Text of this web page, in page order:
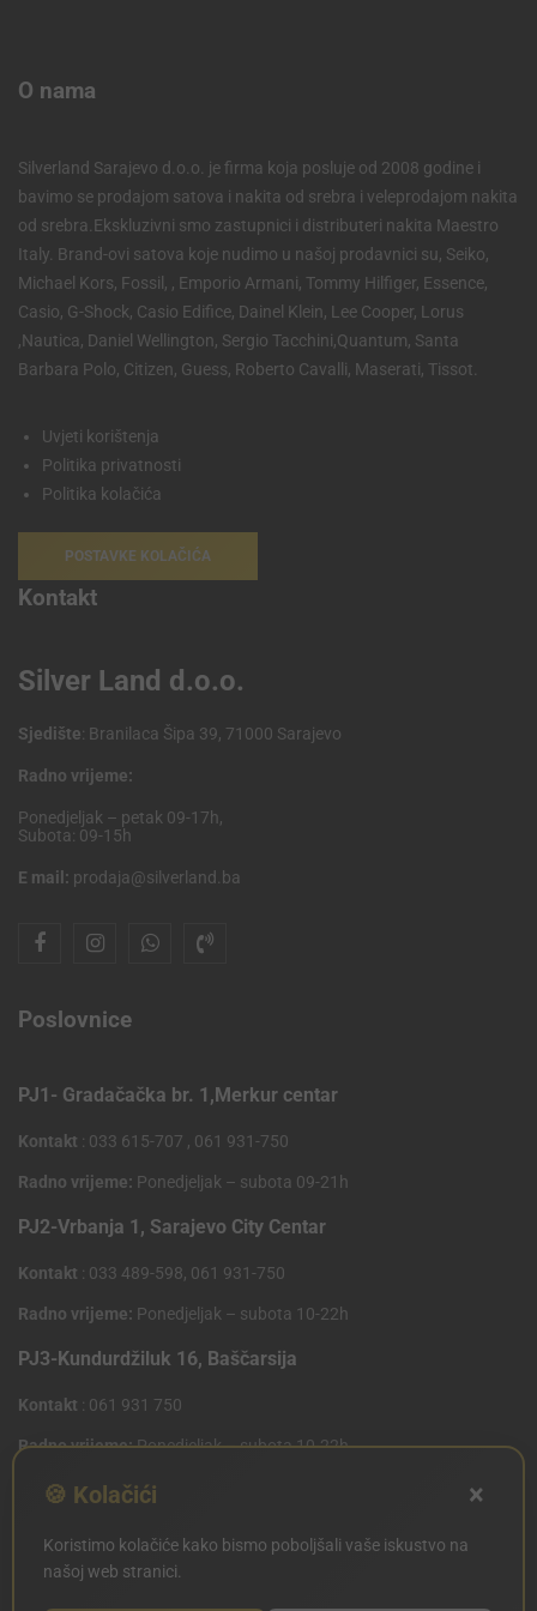
O nama
Silverland Sarajevo d.o.o. je firma koja posluje od 2008 godine i
bavimo se prodajom satova i nakita od srebra i veleprodajom nakita
od srebra.Ekskluzivni smo zastupnici i distributeri nakita Maestro
Italy. Brand-ovi satova koje nudimo u našoj prodavnici su, Seiko,
Michael Kors, Fossil, , Emporio Armani, Tommy Hilfiger, Essence,
Casio, G-Shock, Casio Edifice, Dainel Klein, Lee Cooper, Lorus
,Nautica, Daniel Wellington, Sergio Tacchini,Quantum, Santa
Barbara Polo, Citizen, Guess, Roberto Cavalli, Maserati, Tissot.
Uvjeti korištenja
Politika privatnosti
Politika kolačića
POSTAVKE KOLAČIĆA
Kontakt
Silver Land d.o.o.
Sjedište: Branilaca Šipa 39, 71000 Sarajevo
Radno vrijeme:
Ponedjeljak – petak 09-17h,
Subota: 09-15h
E mail: prodaja@silverland.ba
Poslovnice
PJ1- Gradačačka br. 1,Merkur centar
Kontakt : 033 615-707 , 061 931-750
Radno vrijeme: Ponedjeljak – subota 09-21h
PJ2-Vrbanja 1, Sarajevo City Centar
Kontakt : 033 489-598, 061 931-750
Radno vrijeme: Ponedjeljak – subota 10-22h
PJ3-Kundurdžiluk 16, Baščarsija
Kontakt : 061 931 750
Radno vrijeme:Ponedjeljak – subota 10-22h
PJ4 West Gate,Mostarsko raskrsce 10 (Penny Plus
Kontakt: 061 931 750
Radno vrijeme:Ponedjeljak – subota 09-21h
🍪 Kolačići ×
Koristimo kolačiće kako bismo poboljšali vaše iskustvo na
našoj web stranici.